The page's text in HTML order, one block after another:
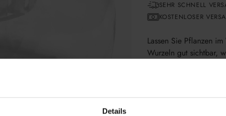
Details
SEHR SCHNELL
KOSTENLOSER
Lassen Sie Pflanzen
Wurzeln gut sichtbar,
bestimmt selbst,
22,1 x 22,1 x